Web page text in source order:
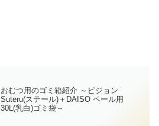
おむつ用のゴミ箱紹介 ～ピジョン
Suteru(ステール)＋DAISO ペール用
30L(乳白)ゴミ袋～